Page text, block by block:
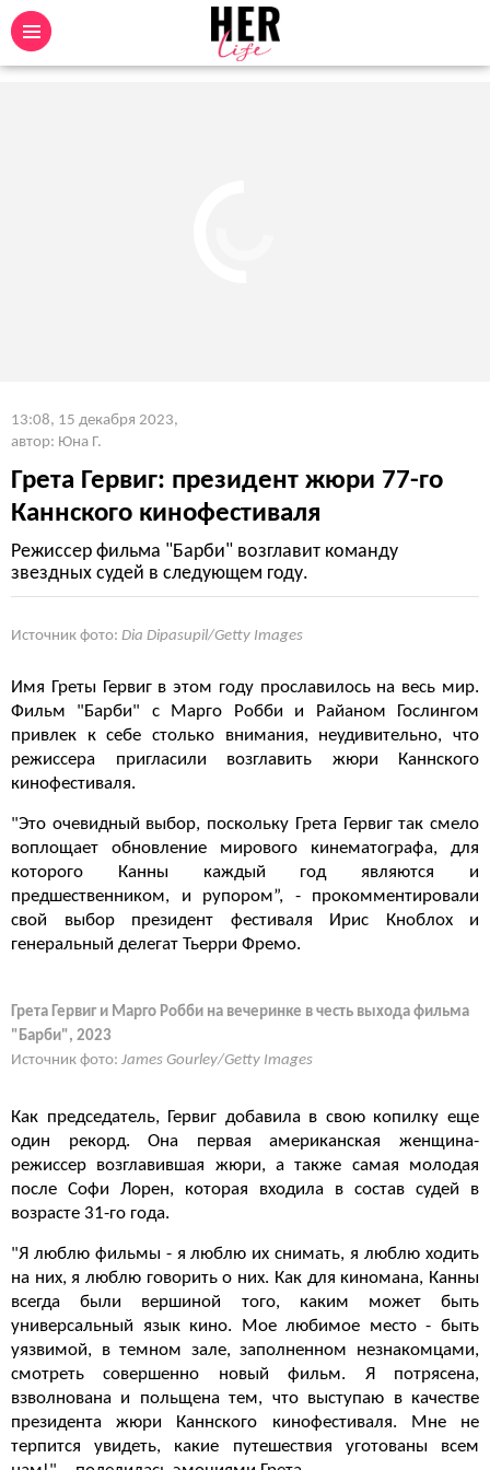
13:08, 15 декабря 2023,
автор: Юна Г.
Грета Гервиг: президент жюри 77-го
Каннского кинофестиваля
Режиссер фильма "Барби" возглавит команду
звездных судей в следующем году.
Источник фото: Dia Dipasupil/Getty Images
Имя Греты Гервиг в этом году прославилось на весь мир.
Фильм "Барби" с Марго Робби и Райаном Гослингом
привлек к себе столько внимания, неудивительно, что
режиссера пригласили возглавить жюри Каннского
кинофестиваля.
"Это очевидный выбор, поскольку Грета Гервиг так смело
воплощает обновление мирового кинематографа, для
которого Канны каждый год являются и
предшественником, и рупором”, - прокомментировали
свой выбор президент фестиваля Ирис Кноблох и
генеральный делегат Тьерри Фремо.
Грета Гервиг и Марго Робби на вечеринке в честь выхода фильма
"Барби", 2023
Источник фото: James Gourley/Getty Images
Как председатель, Гервиг добавила в свою копилку еще
один рекорд. Она первая американская женщина-
режиссер возглавившая жюри, а также самая молодая
после Софи Лорен, которая входила в состав судей в
возрасте 31-го года.
"Я люблю фильмы - я люблю их снимать, я люблю ходить
на них, я люблю говорить о них. Как для киномана, Канны
всегда были вершиной того, каким может быть
универсальный язык кино. Мое любимое место - быть
уязвимой, в темном зале, заполненном незнакомцами,
смотреть совершенно новый фильм. Я потрясена,
взволнована и польщена тем, что выступаю в качестве
президента жюри Каннского кинофестиваля. Мне не
терпится увидеть, какие путешествия уготованы всем